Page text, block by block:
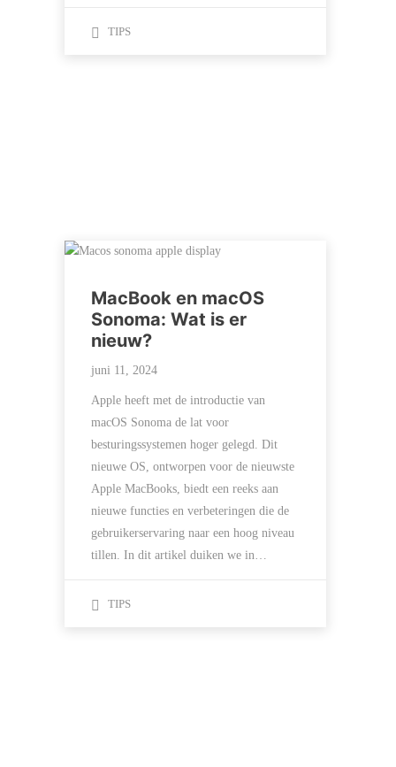
TIPS
MacBook en macOS
Sonoma: Wat is er
nieuw?
juni 11, 2024
Apple heeft met de introductie van
macOS Sonoma de lat voor
besturingssystemen hoger gelegd. Dit
nieuwe OS, ontworpen voor de nieuwste
Apple MacBooks, biedt een reeks aan
nieuwe functies en verbeteringen die de
gebruikerservaring naar een hoog niveau
tillen. In dit artikel duiken we in…
TIPS